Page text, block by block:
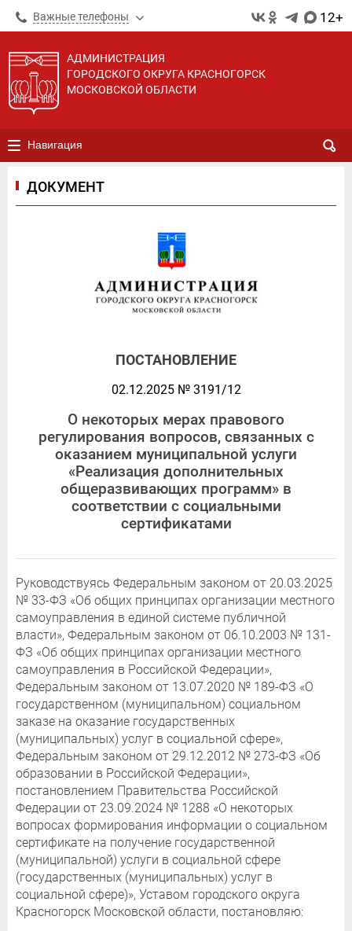
Важные телефоны 12+
АДМИНИСТРАЦИЯ
ГОРОДСКОГО ОКРУГА КРАСНОГОРСК
МОСКОВСКОЙ ОБЛАСТИ
Навигация
ДОКУМЕНТ
ПОСТАНОВЛЕНИЕ
02.12.2025 № 3191/12
О некоторых мерах правового
регулирования вопросов, связанных с
оказанием муниципальной услуги
«Реализация дополнительных
общеразвивающих программ» в
соответствии с социальными
сертификатами
Руководствуясь Федеральным законом от 20.03.2025
№ 33-ФЗ «Об общих принципах организации местного
самоуправления в единой системе публичной
власти», Федеральным законом от 06.10.2003 № 131-
ФЗ «Об общих принципах организации местного
самоуправления в Российской Федерации»,
Федеральным законом от 13.07.2020 № 189-ФЗ «О
государственном (муниципальном) социальном
заказе на оказание государственных
(муниципальных) услуг в социальной сфере»,
Федеральным законом от 29.12.2012 № 273-ФЗ «Об
образовании в Российской Федерации»,
постановлением Правительства Российской
Федерации от 23.09.2024 № 1288 «О некоторых
вопросах формирования информации о социальном
сертификате на получение государственной
(муниципальной) услуги в социальной сфере
(государственных (муниципальных) услуг в
социальной сфере)», Уставом городского округа
Красногорск Московской области, постановляю: